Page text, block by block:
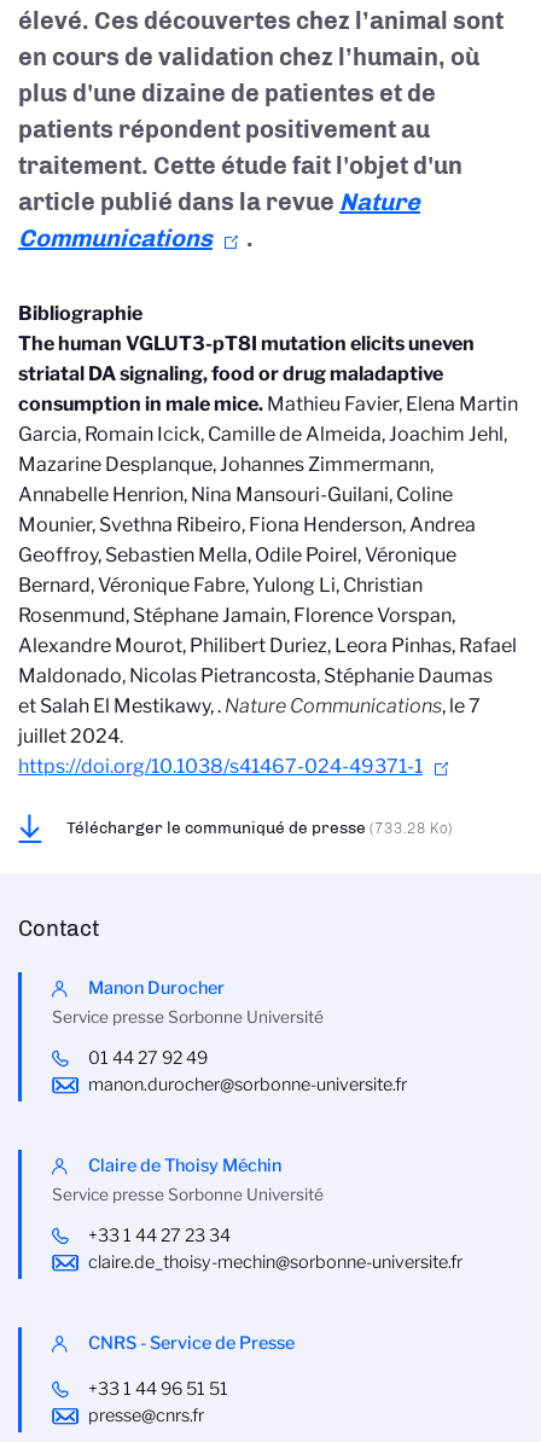
élevé. Ces découvertes chez l’animal sont
en cours de validation chez l’humain, où
plus d'une dizaine de patientes et de
patients répondent positivement au
traitement. Cette étude fait l'objet d'un
article publié dans la revue Nature
Communications
.
Bibliographie
The human VGLUT3-pT8I mutation elicits uneven
striatal DA signaling, food or drug maladaptive
consumption in male mice. Mathieu Favier, Elena Martin
Garcia, Romain Icick, Camille de Almeida, Joachim Jehl,
Mazarine Desplanque, Johannes Zimmermann,
Annabelle Henrion, Nina Mansouri-Guilani, Coline
Mounier, Svethna Ribeiro, Fiona Henderson, Andrea
Geoffroy, Sebastien Mella, Odile Poirel, Véronique
Bernard, Véronique Fabre, Yulong Li, Christian
Rosenmund, Stéphane Jamain, Florence Vorspan,
Alexandre Mourot, Philibert Duriez, Leora Pinhas, Rafael
Maldonado, Nicolas Pietrancosta, Stéphanie Daumas
et Salah El Mestikawy, . Nature Communications, le 7
juillet 2024.
https://doi.org/10.1038/s41467-024-49371-1
Télécharger le communiqué de presse (733.28 Ko)
Contact
Manon Durocher
Service presse Sorbonne Université
01 44 27 92 49
manon.durocher@sorbonne-universite.fr
Claire de Thoisy Méchin
Service presse Sorbonne Université
+33 1 44 27 23 34
claire.de_thoisy-mechin@sorbonne-universite.fr
CNRS - Service de Presse
+33 1 44 96 51 51
presse@cnrs.fr